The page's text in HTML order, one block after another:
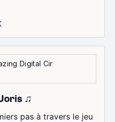
Digital Cir
♫
pas à travers le jeu